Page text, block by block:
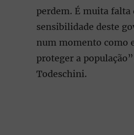
perdem. É muita falta
sensibilidade deste
num momento como
proteger a
Todeschini.